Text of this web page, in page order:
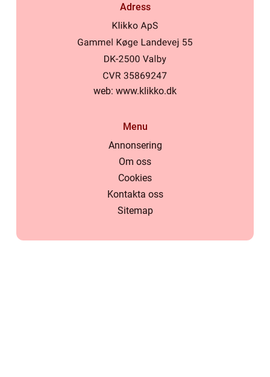
Adress
web: www.klikko.dk
Menu
Annonsering
Om oss
Cookies
Kontakta oss
Sitemap